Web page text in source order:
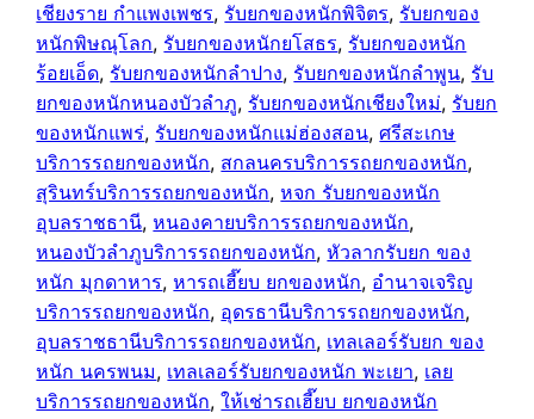
เชียงราย กำแพงเพชร, รับยกของหนักพิจิตร, รับยกของ
หนักพิษณุโลก, รับยกของหนักยโสธร, รับยกของหนัก
ร้อยเอ็ด, รับยกของหนักลำปาง, รับยกของหนักลำพูน, รับ
ยกของหนักหนองบัวลำภู, รับยกของหนักเชียงใหม่, รับยก
ของหนักแพร่, รับยกของหนักแม่ฮ่องสอน, ศรีสะเกษ
บริการรถยกของหนัก, สกลนครบริการรถยกของหนัก
สุรินทร์บริการรถยกของหนัก, หจก รับยกของหนัก
อุบลราชธานี, หนองคายบริการรถยกของหนัก
หนองบัวลำภูบริการรถยกของหนัก, หัวลากรับยก ของ
หนัก มุกดาหาร, หารถเฮี๊ยบ ยกของหนัก, อำนาจเจริญ
บริการรถยกของหนัก, อุดรธานีบริการรถยกของหนัก
อุบลราชธานีบริการรถยกของหนัก, เทลเลอร์รับยก ของ
หนัก นครพนม, เทลเลอร์รับยกของหนัก พะเยา, เลย
บริการรถยกของหนัก, ให้เช่ารถเฮี๊ยบ ยกของหนัก